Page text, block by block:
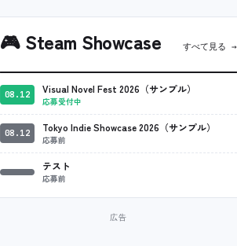
🎮Steam Showcase すべて見る →
08.12 Visual Novel Fest 2026（サンプル）
応募受付中
08.12 Tokyo Indie Showcase 2026（サンプル）
応募前
テスト
応募前